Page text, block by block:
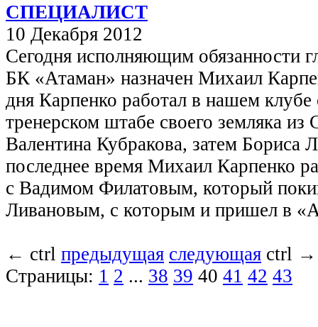
СПЕЦИАЛИСТ
10 Декабря 2012
Сегодня исполняющим обязанности
БК «Атаман» назначен Михаил
дня Карпенко работал в нашем клубе
тренерском штабе своего земляка из
Валентина Кубракова, затем Бориса
последнее время Михаил Карпенко
с Вадимом Филатовым, который
Ливановым, с которым и пришел в
← ctrl предыдущая следующая ctrl →
Страницы: 1 2 ... 38 39 40 41 42 43